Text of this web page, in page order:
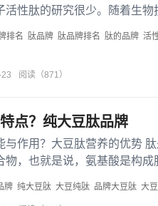
活性肽的研究很少。随着生物
排名 肽品牌 肽品牌排名 肽的品牌 活
阅读（871）
点？纯大豆肽品牌
与作用？大豆肽营养的优势
物，也就是说，氨基酸是构
牌 纯大豆肽 大豆纯肽 品牌大豆肽 大